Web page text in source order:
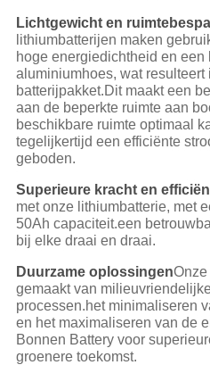
Lichtgewicht en
lithiumbatterijen maken
hoge energiedichtheid en een
aluminiumhoes, wat
batterijpakket.Dit maakt een
aan de beperkte ruimte aan
beschikbare ruimte optimaal
tegelijkertijd een efficiënte
geboden.
Superieure kracht en
met onze lithiumbatterie, met
50Ah capaciteit.een
bij elke draai en draai.
Duurzame oplossingen
gemaakt van
processen.het minimaliseren
en het maximaliseren van de
Bonnen Battery voor
groenere toekomst.